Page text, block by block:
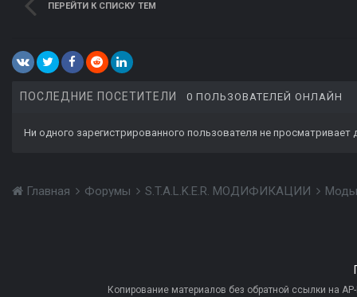
ПЕРЕЙТИ К СПИСКУ ТЕМ
ПОСЛЕДНИЕ ПОСЕТИТЕЛИ 0 ПОЛЬЗОВАТЕЛЕЙ ОНЛАЙН
Ни одного зарегистрированного пользователя не просматривает
Главная Форумы S.T.A.L.K.E.R. МОДИФИКАЦИИ
Копирование материалов без обратной ссылки на